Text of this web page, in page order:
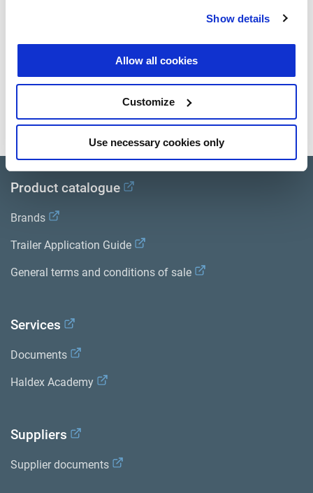
Show details
Allow all cookies
Customize
Use necessary cookies only
Sehen Sie sich alle verwandten Publikationen in unserem
Bibliothek der Produktliteratur.
Product catalogue
Brands
Trailer Application Guide
General terms and conditions of sale
Services
Documents
Haldex Academy
Suppliers
Supplier documents